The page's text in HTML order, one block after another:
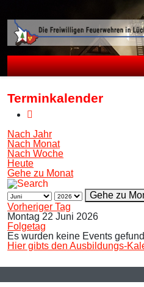
Terminkalender
Nach Jahr
Nach Monat
Nach Woche
Heute
Gehe zu Monat
Gehe zu
Vorheriger Tag
Montag 22 Juni 2026
Folgetag
Es wurden keine Events
Hier gibts den Ausbildungs-